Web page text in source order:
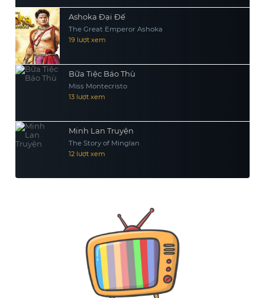
Ashoka Đại Đế
The Great Emperor Ashoka
19 lượt xem
Bữa Tiệc Báo Thù
Miss Montecristo
13 lượt xem
Minh Lan Truyện
The Story of Minglan
12 lượt xem